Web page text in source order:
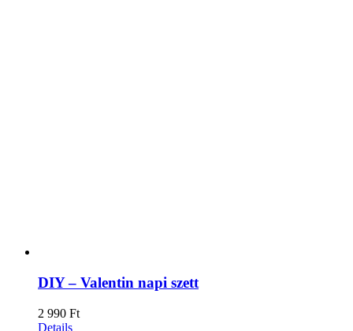
DIY – Valentin napi szett
2 990 Ft
Details